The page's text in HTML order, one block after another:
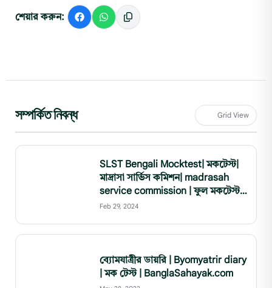
শেয়ার করুন:
সম্পর্কিত নিবন্ধ Grid View
SLST Bengali Mocktest| মকটেস্ট|
মাদ্রাসা সার্ভিস কমিশন| madrasah
service commission | ফুল মকটেস্ট
11|SSC | MSC|
Feb 29, 2024
ব্যোমযাত্রীর ডায়রি | Byomyatrir diary
| মক টেস্ট | BanglaSahayak.com